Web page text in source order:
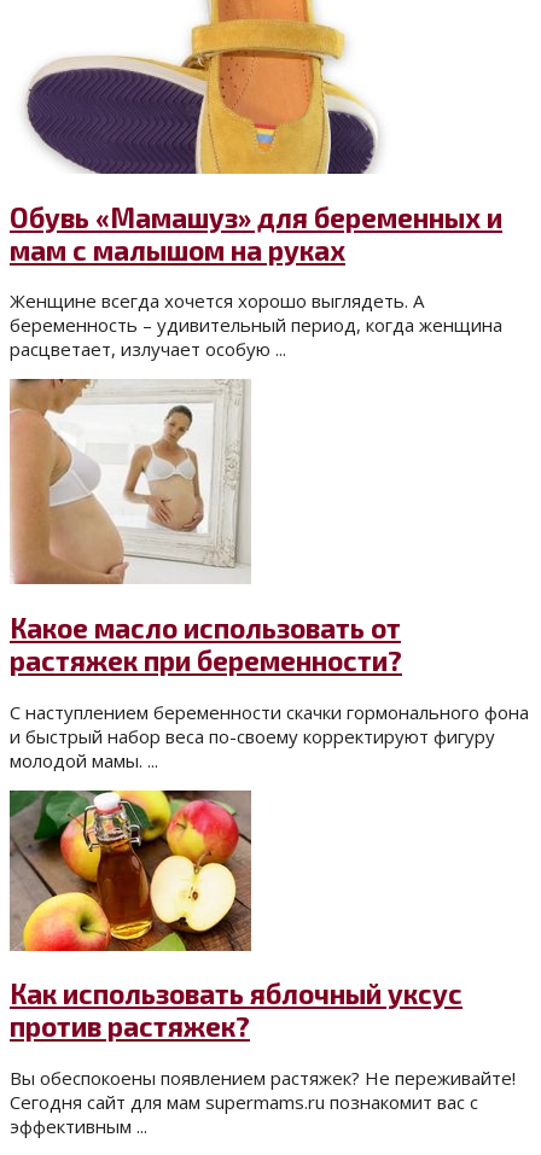
Обувь «Мамашуз» для беременных и
мам с малышом на руках
Женщине всегда хочется хорошо выглядеть. А
беременность – удивительный период, когда женщина
расцветает, излучает особую ...
Какое масло использовать от
растяжек при беременности?
С наступлением беременности скачки гормонального фона
и быстрый набор веса по-своему корректируют фигуру
молодой мамы. ...
Как использовать яблочный уксус
против растяжек?
Вы обеспокоены появлением растяжек? Не переживайте!
Сегодня сайт для мам supermams.ru познакомит вас с
эффективным ...